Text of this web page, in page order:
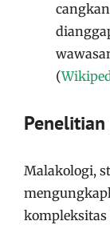
(
Malakologi,